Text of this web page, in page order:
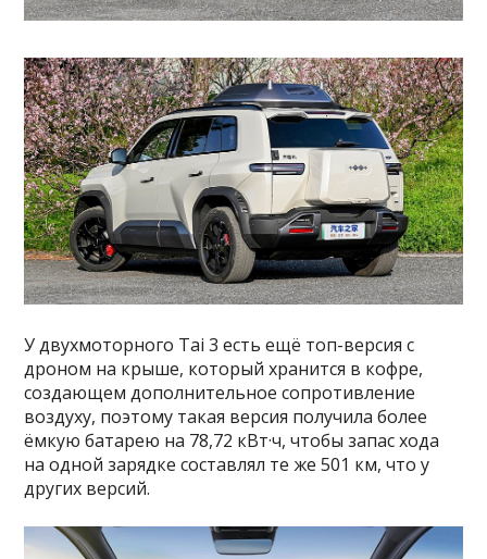
У двухмоторного Tai 3 есть ещё топ-версия с
дроном на крыше, который хранится в кофре,
создающем дополнительное сопротивление
воздуху, поэтому такая версия получила более
ёмкую батарею на 78,72 кВт·ч, чтобы запас хода
на одной зарядке составлял те же 501 км, что у
других версий.